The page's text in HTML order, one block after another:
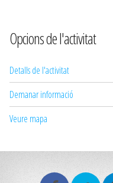
Opcions de l'activitat
Detalls de l'activitat
Demanar informació
Veure mapa